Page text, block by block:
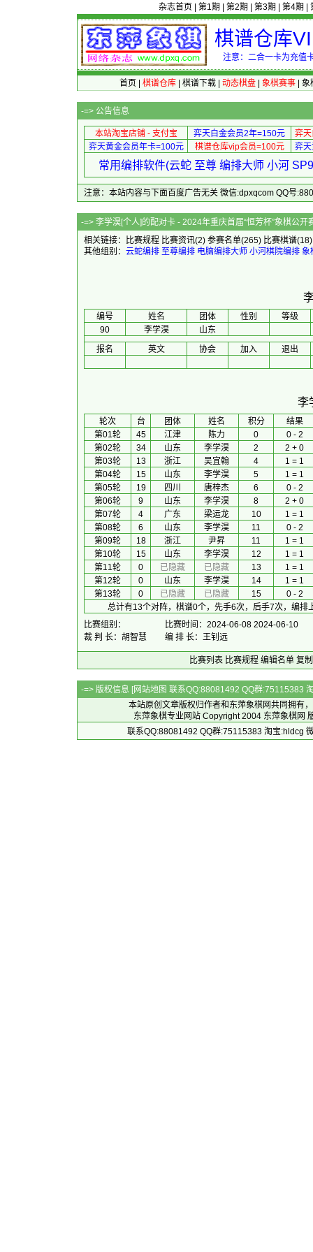
杂志首页 第1期 第2期 第3期 第4期
棋谱仓库
注意：二合一卡为充值
首页 棋谱仓库| 棋谱下载| 动态棋盘| 象棋赛事| 象
-=> 公告信息
本站淘宝店铺 - 支付宝 弈天白金会员2年=150元
弈
弈天黄金会员年卡=100元
棋谱仓库vip会员=100元 弈
常用编排软件(云蛇 至尊 编排大师 小河
注意：本站内容与下面百度广告无关 微信:dpxqcom QQ号
-=> 李学淏[个人]的配对卡 - 2024年重
相关链接：
比赛规程 比赛资讯(2) 参赛名单(265) 比赛棋谱
其他组别： 云蛇编排 至尊编排 电脑编排大师 小河棋院编排 象
编号 姓名 团体 性别
等级
90
李学淏
山东
报名
英文 协会 加入 退出
李
轮次 台 团体 姓名 积分
结果
第01轮
45 江津 陈力 0
0 - 2
第02轮
34 山东 李学淏 2
2 + 0
第03轮
13 浙江 吴宜翰 4
1 = 1
第04轮
15 山东 李学淏 5
1 = 1
第05轮
19 四川 唐梓杰 6
0 - 2
第06轮
9 山东 李学淏 8
2 + 0
第07轮
4 广东 梁运龙 10
1 = 1
第08轮
6 山东 李学淏 11
0 - 2
第09轮
18 浙江 尹昇 11
1 = 1
第10轮
15 山东 李学淏 12
1 = 1
第11轮
0 已隐藏 已隐藏 13
1 = 1
第12轮
0 山东 李学淏 14
1 = 1
第13轮
0 已隐藏 已隐藏 15
0 - 2
总计有13个对阵，棋谱0个，先手6次，后手7次，编
比赛组别：
比赛时间：2024-06-08 2024-06-10
裁 判 长：胡智慧
编 排 长：王钊远
比赛列表 比赛规程 编辑名单 复
-=> 版权信息 [网站地图 联系QQ:88081492 QQ群:75115383
本站原创文章版权归作者和 东萍象棋网共同拥有
东萍象棋专业网站 Copyright 2004 东萍象棋网
联系QQ:88081492 QQ群:75115383 淘宝:hldcg